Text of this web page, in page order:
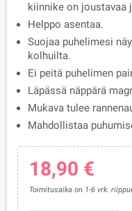
kiinnike on joustavaa
Helppo asentaa.
Suojaa puhelimesi
kolhuilta.
Ei peitä puhelimen
Läpässä näppärä
Mukava tulee
Mahdollistaa
18,90 €
Toimitusaika on 1-6 vrk.